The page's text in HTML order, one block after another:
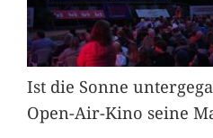
Ist die Sonne
Open-Air-Kino seine